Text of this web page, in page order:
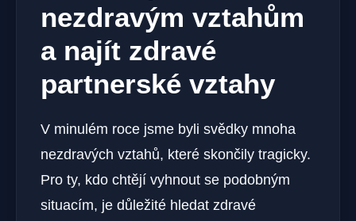
nezdravým vztahům
a najít zdravé
partnerské vztahy
V minulém roce jsme byli svědky mnoha
nezdravých vztahů, které skončily tragicky.
Pro ty, kdo chtějí vyhnout se podobným
situacím, je důležité hledat zdravé